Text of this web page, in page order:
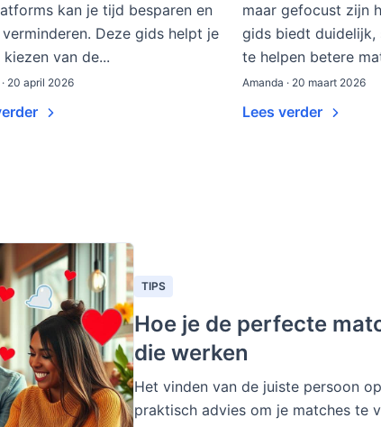
kan je tijd besparen en
Deze gids helpt je
van de...
20 april 2026
maar gefocust zijn
gids biedt duidelijk,
te helpen betere
Amanda · 20 maart 2026
Lees verder
TIPS
Hoe je de perfecte
die werken
Het vinden van de juiste persoon
praktisch advies om je matches te